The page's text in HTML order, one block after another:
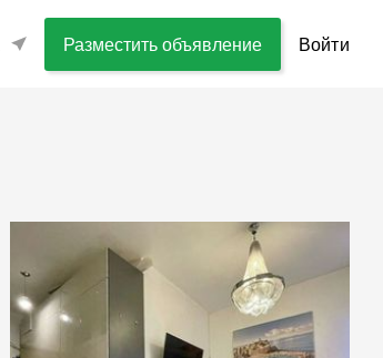
Разместить объявление Войти